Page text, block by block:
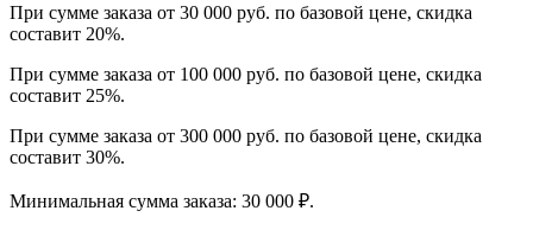
При сумме заказа от 30 000 руб. по базовой цене, скидка
составит 20%.
При сумме заказа от 100 000 руб. по базовой цене, скидка
составит 25%.
При сумме заказа от 300 000 руб. по базовой цене, скидка
составит 30%.
Минимальная сумма заказа: 30 000 ₽.